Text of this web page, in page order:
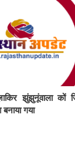
झुंझुनूंवाला कों
गया